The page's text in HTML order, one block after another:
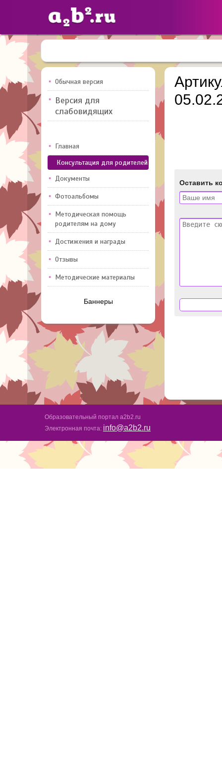
Сайты
педагогов
Добавлено — 10947
Обычная версия
Версия для
слабовидящих
Главная
Консультация для родителей
Документы
Фотоальбомы
Методическая помощь
родителям на дому
Достижения и награды
Отзывы
Методические материалы
Баннеры
Оставить
Образовательный портал a2b2.ru
Электронная почта: info@a2b2.ru